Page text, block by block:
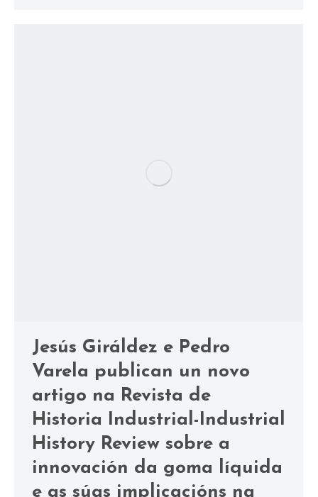
Jesús Giráldez e Pedro
Varela publican un novo
artigo na Revista de
Historia Industrial-Industrial
History Review sobre a
innovación da goma líquida
e as súas implicacións na